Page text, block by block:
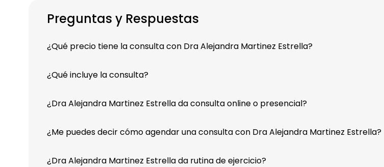
Preguntas y Respuestas
¿Qué precio tiene la consulta con Dra Alejandra Martinez Estrella?
¿Qué incluye la consulta?
¿Dra Alejandra Martinez Estrella da consulta online o presencial?
¿Me puedes decir cómo agendar una consulta con Dra Alejandra Martinez Estrella?
¿Dra Alejandra Martinez Estrella da rutina de ejercicio?